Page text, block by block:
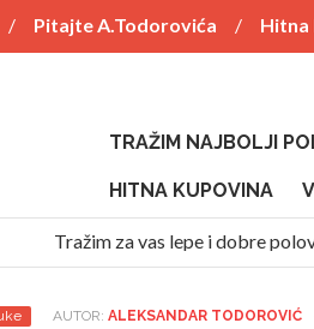
Pitajte A.Todorovića
Hitna
TRAŽIM NAJBOLJI
HITNA KUPOVINA
Tražim za vas lepe i dobre
AUTOR: ALEKSANDAR TODOROVIĆ